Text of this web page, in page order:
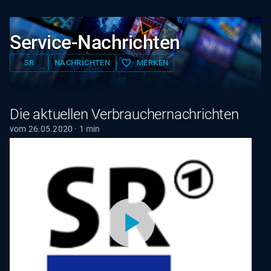
Service-Nachrichten
SR NACHRICHTEN favorite_border MERKEN
Die aktuellen Verbrauchernachrichten
vom 26.05.2020 · 1 min